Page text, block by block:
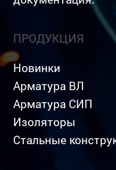
ПРОДУКЦИЯ
Новинки
Арматура ВЛ
Арматура СИП
Изоляторы
Стальные